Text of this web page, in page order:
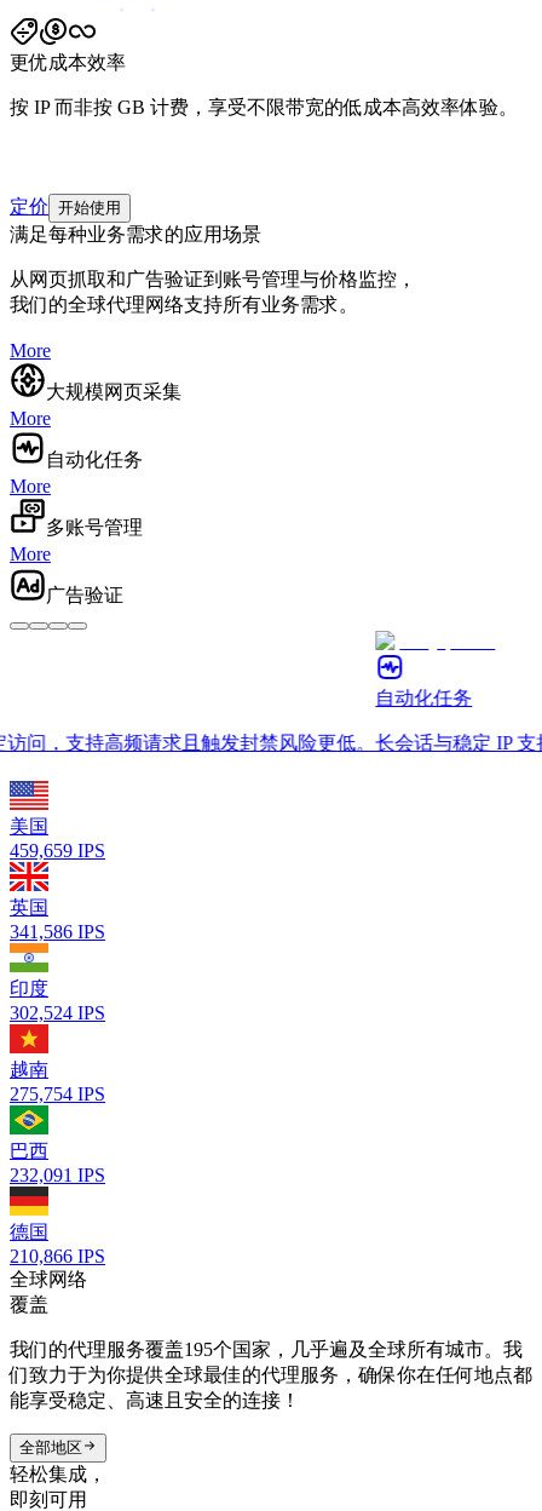
更优成本效率
按 IP 而非按 GB 计费，享受不限带宽的低成本高效率体验。
定价 开始使用
满足每种业务需求的应用场景
从网页抓取和广告验证到账号管理与价格监控，
我们的全球代理网络支持所有业务需求。
More
大规模网页采集
More
自动化任务
More
多账号管理
More
广告验证
支持高频请求且触发封禁风险更低。
自动化任务
长会话与稳定 IP 支持高
美国
459,659 IPS
英国
341,586 IPS
印度
302,524 IPS
越南
275,754 IPS
巴西
232,091 IPS
德国
210,866 IPS
全球网络
覆盖
我们的代理服务覆盖195个国家，几乎遍及全球所有城市。我
们致力于为你提供全球最佳的代理服务，确保你在任何地点都
能享受稳定、高速且安全的连接！
全部地区
轻松集成，
即刻可用